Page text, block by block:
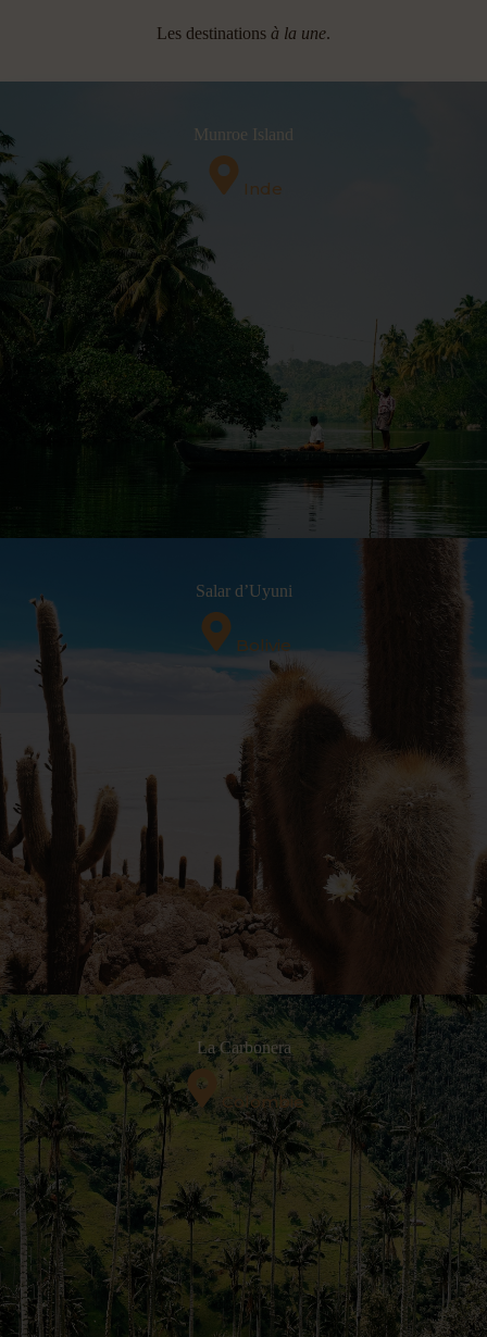
Les destinations à la une.
Munroe Island
Inde
Salar d’Uyuni
Bolivie
La Carbonera
Colombie